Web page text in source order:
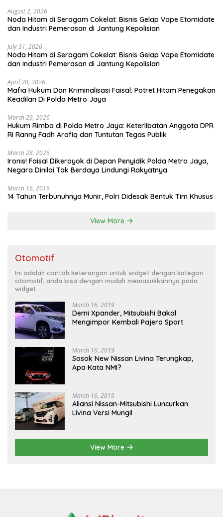
August 2, 2026
Noda Hitam di Seragam Cokelat: Bisnis Gelap Vape Etomidate
dan Industri Pemerasan di Jantung Kepolisian
July 31, 2026
Noda Hitam di Seragam Cokelat: Bisnis Gelap Vape Etomidate
dan Industri Pemerasan di Jantung Kepolisian
April 20, 2026
Mafia Hukum Dan Kriminalisasi Faisal: Potret Hitam Penegakan
Keadilan Di Polda Metro Jaya
March 29, 2026
Hukum Rimba di Polda Metro Jaya: Keterlibatan Anggota DPR
RI Ranny Fadh Arafiq dan Tuntutan Tegas Publik
March 28, 2026
Ironis! Faisal Dikeroyok di Depan Penyidik Polda Metro Jaya,
Negara Dinilai Tak Berdaya Lindungi Rakyatnya
March 16, 2019
14 Tahun Terbunuhnya Munir, Polri Didesak Bentuk Tim Khusus
View More
Otomotif
Ini adalah contoh keterangan untuk widget dengan kategori
otomotif, anda bisa dengan mudah memasukkannya pada
widget.
March 16, 2019
Demi Xpander, Mitsubishi Bakal
Mengimpor Kembali Pajero Sport
March 16, 2019
Sosok New Nissan Livina Terungkap,
Apa Kata NMI?
March 16, 2019
Aliansi Nissan-Mitsubishi Luncurkan
Livina Versi Mungil
View More